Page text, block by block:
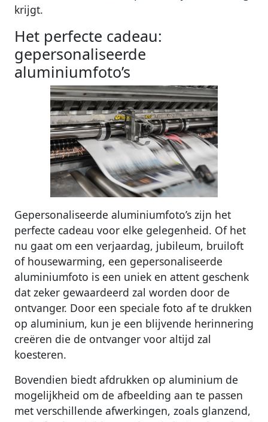
krijgt.
Het perfecte cadeau:
gepersonaliseerde
aluminiumfoto’s
Gepersonaliseerde aluminiumfoto’s zijn het
perfecte cadeau voor elke gelegenheid. Of het
nu gaat om een verjaardag, jubileum, bruiloft
of housewarming, een gepersonaliseerde
aluminiumfoto is een uniek en attent geschenk
dat zeker gewaardeerd zal worden door de
ontvanger. Door een speciale foto af te drukken
op aluminium, kun je een blijvende herinnering
creëren die de ontvanger voor altijd zal
koesteren.
Bovendien biedt afdrukken op aluminium de
mogelijkheid om de afbeelding aan te passen
met verschillende afwerkingen, zoals glanzend,